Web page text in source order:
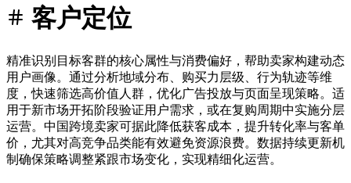
客户定位
精准识别目标客群的核心属性与消费偏好，帮助卖家构建动态
用户画像。通过分析地域分布、购买力层级、行为轨迹等维
度，快速筛选高价值人群，优化广告投放与页面呈现策略。适
用于新市场开拓阶段验证用户需求，或在复购周期中实施分层
运营。中国跨境卖家可据此降低获客成本，提升转化率与客单
价，尤其对高竞争品类能有效避免资源浪费。数据持续更新机
制确保策略调整紧跟市场变化，实现精细化运营。